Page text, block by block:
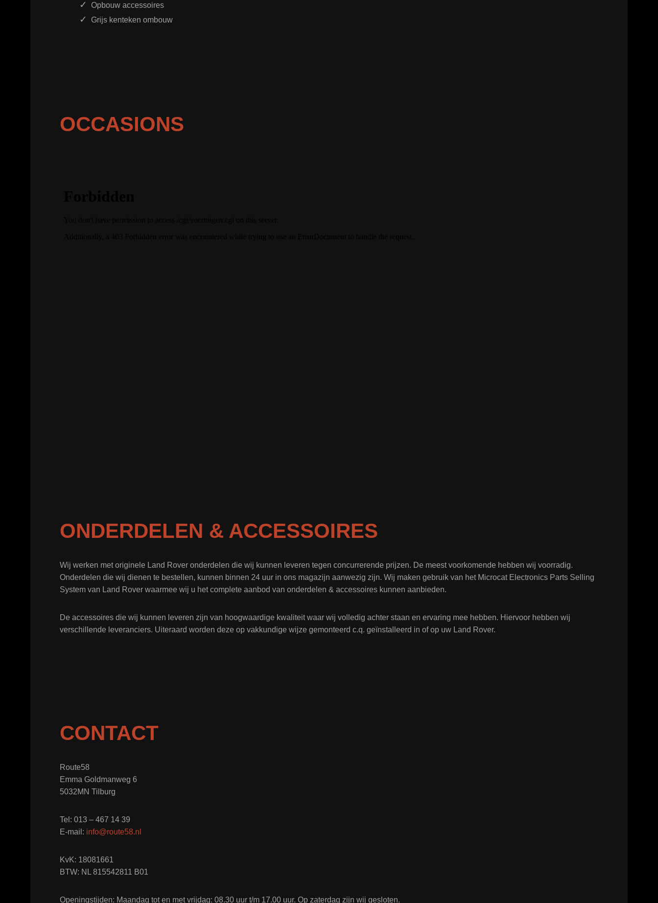
Opbouw accessoires
Grijs kenteken ombouw
OCCASIONS
ONDERDELEN & ACCESSOIRES
Wij werken met originele Land Rover onderdelen die wij kunnen leveren tegen concurrerende prijzen. De meest voorkomende hebben wij voorradig.
Onderdelen die wij dienen te bestellen, kunnen binnen 24 uur in ons magazijn aanwezig zijn. Wij maken gebruik van het Microcat Electronics Parts Selling
System van Land Rover waarmee wij u het complete aanbod van onderdelen & accessoires kunnen aanbieden.
De accessoires die wij kunnen leveren zijn van hoogwaardige kwaliteit waar wij volledig achter staan en ervaring mee hebben. Hiervoor hebben wij
verschillende leveranciers. Uiteraard worden deze op vakkundige wijze gemonteerd c.q. geïnstalleerd in of op uw Land Rover.
CONTACT
Route58
Emma Goldmanweg 6
5032MN Tilburg
Tel: 013 – 467 14 39
E-mail: info@route58.nl
KvK: 18081661
BTW: NL 815542811 B01
Openingstijden: Maandag tot en met vrijdag: 08.30 uur t/m 17.00 uur. Op zaterdag zijn wij gesloten.